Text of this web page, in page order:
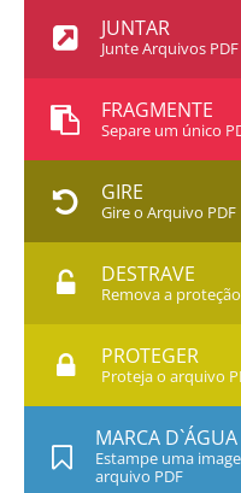
JUNTAR
Junte Arquivos
FRAGMENTE
Separe um único
GIRE
Gire o Arquivo PDF
DESTRAVE
Remova a
PROTEGER
Proteja o arquivo
MARCA D`ÁGUA
Estampe uma
arquivo PDF